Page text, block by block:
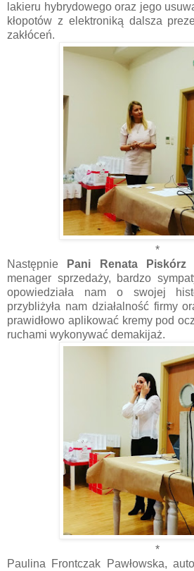
lakieru hybrydowego oraz jego
kłopotów z elektroniką dalsza
zakłóceń.
*
Następnie
Pani Renata Piskórz
menager sprzedaży, bardzo
opowiedziała nam o swojej
przybliżyła nam działalność firmy
prawidłowo aplikować kremy pod
ruchami wykonywać demakijaż.
*
Paulina Frontczak Pawłowska,